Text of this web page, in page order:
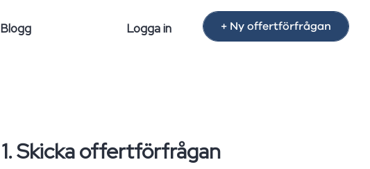
Blogg Logga in + Ny offertförfrågan
1. Skicka offertförfrågan